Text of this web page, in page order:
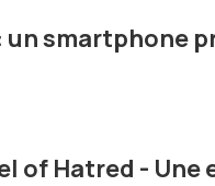
un smartphone
of Hatred -